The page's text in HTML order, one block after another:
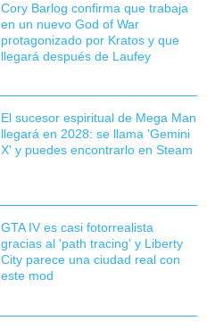
Cory Barlog confirma que trabaja
en un nuevo God of War
protagonizado por Kratos y que
llegará después de Laufey
El sucesor espiritual de Mega Man
llegará en 2028: se llama 'Gemini
X' y puedes encontrarlo en Steam
GTA IV es casi fotorrealista
gracias al 'path tracing' y Liberty
City parece una ciudad real con
este mod